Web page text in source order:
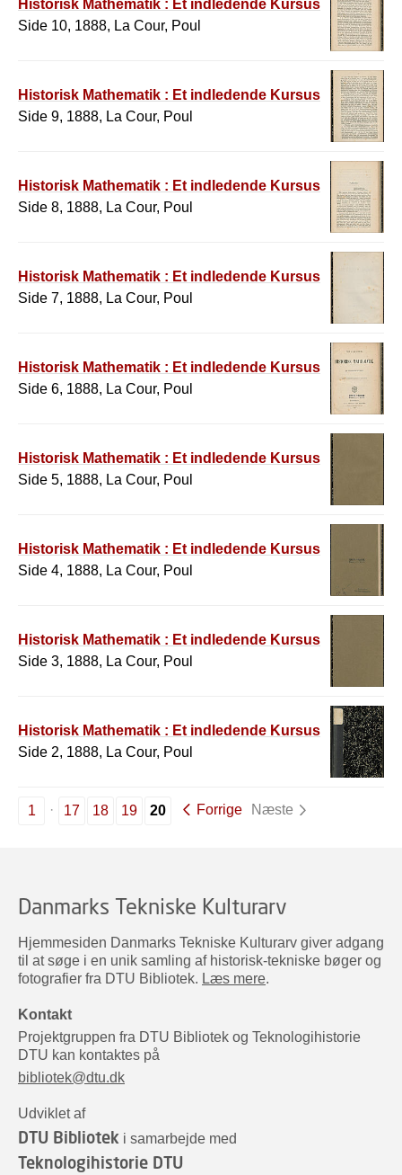
Historisk Mathematik : Et indledende Kursus
Side 10, 1888, La Cour, Poul
Historisk Mathematik : Et indledende Kursus
Side 9, 1888, La Cour, Poul
Historisk Mathematik : Et indledende Kursus
Side 8, 1888, La Cour, Poul
Historisk Mathematik : Et indledende Kursus
Side 7, 1888, La Cour, Poul
Historisk Mathematik : Et indledende Kursus
Side 6, 1888, La Cour, Poul
Historisk Mathematik : Et indledende Kursus
Side 5, 1888, La Cour, Poul
Historisk Mathematik : Et indledende Kursus
Side 4, 1888, La Cour, Poul
Historisk Mathematik : Et indledende Kursus
Side 3, 1888, La Cour, Poul
Historisk Mathematik : Et indledende Kursus
Side 2, 1888, La Cour, Poul
1 17 18 19 20 Forrige Næste
Danmarks Tekniske Kulturarv
Hjemmesiden Danmarks Tekniske Kulturarv giver adgang
til at søge i en unik samling af historisk-tekniske bøger og
fotografier fra DTU Bibliotek. Læs mere.
Kontakt
Projektgruppen fra DTU Bibliotek og Teknologihistorie
DTU kan kontaktes på
bibliotek@dtu.dk
Udviklet af
DTU Bibliotek i samarbejde med
Teknologihistorie DTU